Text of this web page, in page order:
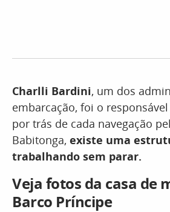
Charlli Bardini, um dos
embarcação, foi o
por trás de cada navegação
Babitonga, existe uma
trabalhando sem parar.
Veja fotos da casa de
Barco Príncipe